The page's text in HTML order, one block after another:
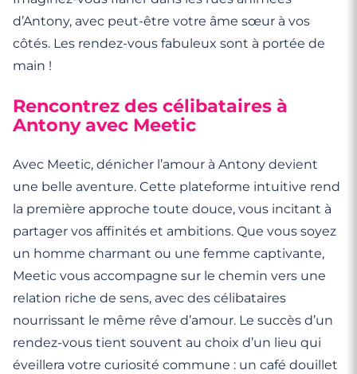
d’Antony, avec peut-être votre âme sœur à vos
côtés. Les rendez-vous fabuleux sont à portée de
main !
Rencontrez des célibataires à
Antony avec Meetic
Avec Meetic, dénicher l’amour à Antony devient
une belle aventure. Cette plateforme intuitive rend
la première approche toute douce, vous incitant à
partager vos affinités et ambitions. Que vous soyez
un homme charmant ou une femme captivante,
Meetic vous accompagne sur le chemin vers une
relation riche de sens, avec des célibataires
nourrissant le même rêve d’amour. Le succès d’un
rendez-vous tient souvent au choix d’un lieu qui
éveillera votre curiosité commune : un café douillet